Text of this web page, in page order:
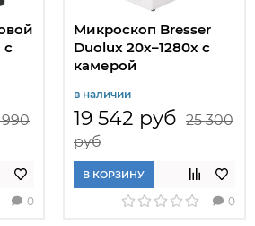
с
990
0
Микроскоп Bresser
Duolux 20x–1280x с
камерой
в наличии
19 542 руб 25 300
руб
В КОРЗИНУ
0